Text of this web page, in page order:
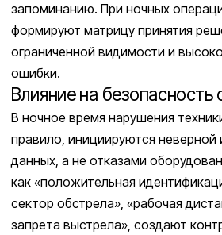
запоминанию. При ночных
формируют матрицу принятия
ограниченной видимости и
ошибки.
Влияние на безопасность
В ночное время нарушения
правило, инициируются неверной
данных, а не отказами
как «положительная
сектор обстрела», «рабочая
запрета выстрела», создают